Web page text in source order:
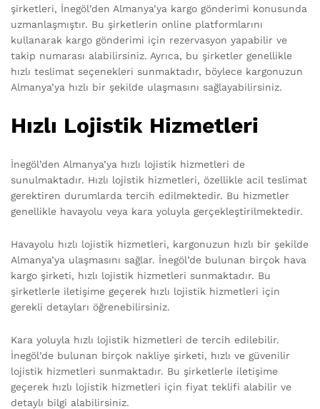
şirketleri, İnegöl’den Almanya’ya kargo gönderimi konusunda
uzmanlaşmıştır. Bu şirketlerin online platformlarını
kullanarak kargo gönderimi için rezervasyon yapabilir ve
takip numarası alabilirsiniz. Ayrıca, bu şirketler genellikle
hızlı teslimat seçenekleri sunmaktadır, böylece kargonuzun
Almanya’ya hızlı bir şekilde ulaşmasını sağlayabilirsiniz.
Hızlı Lojistik Hizmetleri
İnegöl’den Almanya’ya hızlı lojistik hizmetleri de
sunulmaktadır. Hızlı lojistik hizmetleri, özellikle acil teslimat
gerektiren durumlarda tercih edilmektedir. Bu hizmetler
genellikle havayolu veya kara yoluyla gerçekleştirilmektedir.
Havayolu hızlı lojistik hizmetleri, kargonuzun hızlı bir şekilde
Almanya’ya ulaşmasını sağlar. İnegöl’de bulunan birçok hava
kargo şirketi, hızlı lojistik hizmetleri sunmaktadır. Bu
şirketlerle iletişime geçerek hızlı lojistik hizmetleri için
gerekli detayları öğrenebilirsiniz.
Kara yoluyla hızlı lojistik hizmetleri de tercih edilebilir.
İnegöl’de bulunan birçok nakliye şirketi, hızlı ve güvenilir
lojistik hizmetleri sunmaktadır. Bu şirketlerle iletişime
geçerek hızlı lojistik hizmetleri için fiyat teklifi alabilir ve
detaylı bilgi alabilirsiniz.